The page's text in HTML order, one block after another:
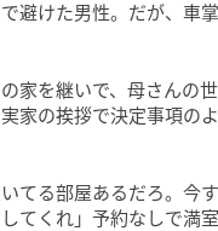
当日に夫から「なんで
うなメッセージが届
します。私はもう独
避けた男性。だが、車
の家を継いで、母さんの
家の挨拶で決定事項の
いてる部屋あるだろ。今
てくれ」予約なしで満